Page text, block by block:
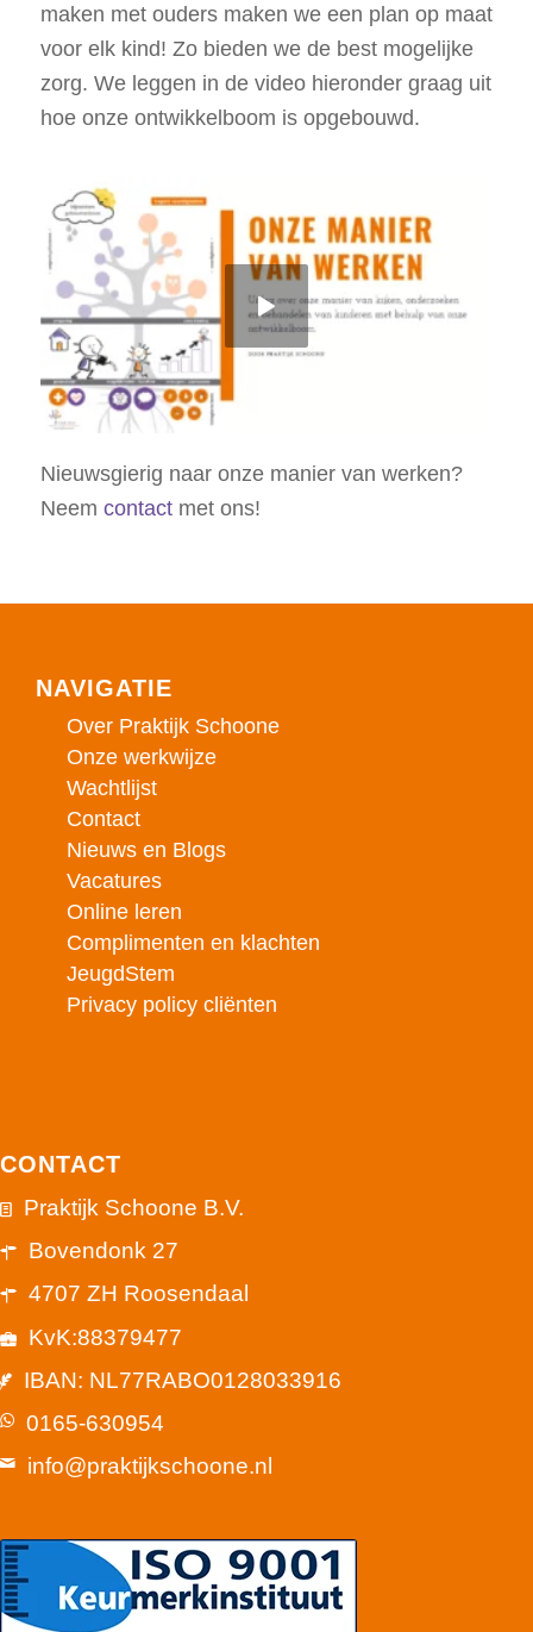
maken met ouders maken we een plan op maat
voor elk kind! Zo bieden we de best mogelijke
zorg. We leggen in de video hieronder graag uit
hoe onze ontwikkelboom is opgebouwd.
Nieuwsgierig naar onze manier van werken?
Neem contactmet ons!
NAVIGATIE
Over Praktijk Schoone
Onze werkwijze
Wachtlijst
Contact
Nieuws en Blogs
Vacatures
Online leren
Complimenten en klachten
JeugdStem
Privacy policy cliënten
CONTACT
Praktijk Schoone B.V.
Bovendonk 27
4707 ZH Roosendaal
KvK:88379477
IBAN: NL77RABO0128033916
0165-630954
info@praktijkschoone.nl